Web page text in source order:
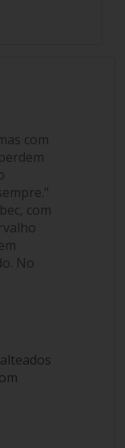
com
com
No